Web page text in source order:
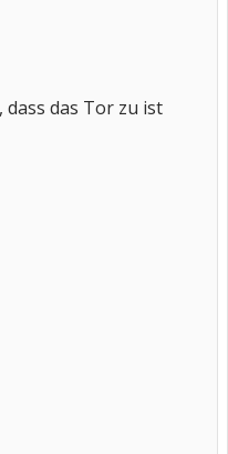
das Tor zu ist